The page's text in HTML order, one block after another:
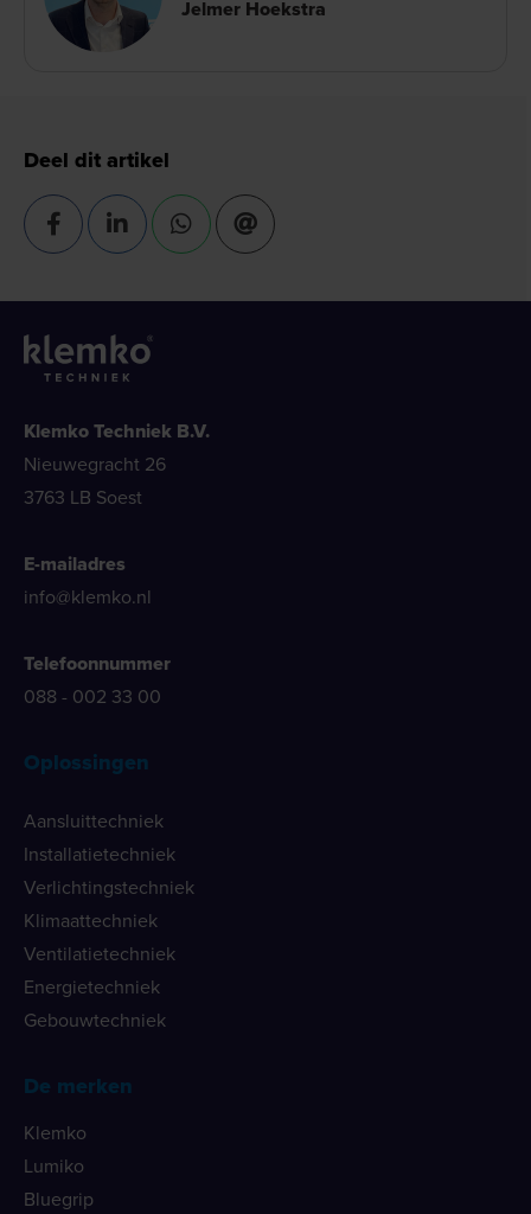
Jelmer Hoekstra
Deel dit artikel
Klemko Techniek B.V.
Nieuwegracht 26
3763 LB Soest
E-mailadres
info@klemko.nl
Telefoonnummer
088 - 002 33 00
Oplossingen
Aansluittechniek
Installatietechniek
Verlichtingstechniek
Klimaattechniek
Ventilatietechniek
Energietechniek
Gebouwtechniek
De merken
Klemko
Lumiko
Bluegrip